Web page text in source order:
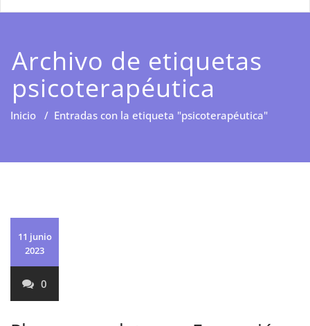
Archivo de etiquetas
psicoterapéutica
Inicio / Entradas con la etiqueta "psicoterapéutica"
11 junio
2023
0